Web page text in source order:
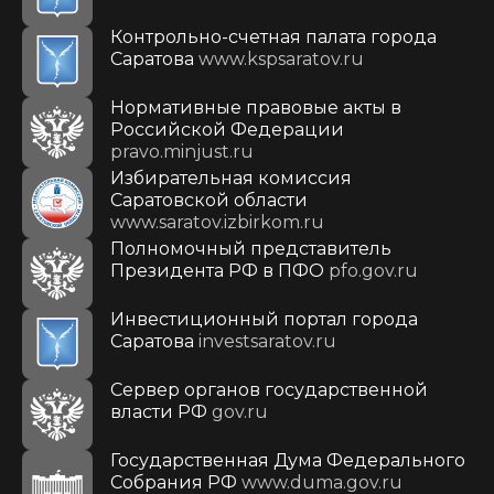
Контрольно-счетная палата города
Саратова www.kspsaratov.ru
Нормативные правовые акты в
Российской Федерации
pravo.minjust.ru
Избирательная комиссия
Саратовской области
www.saratov.izbirkom.ru
Полномочный представитель
Президента РФ в ПФО pfo.gov.ru
Инвестиционный портал города
Саратова investsaratov.ru
Сервер органов государственной
власти РФ gov.ru
Государственная Дума Федерального
Собрания РФ www.duma.gov.ru